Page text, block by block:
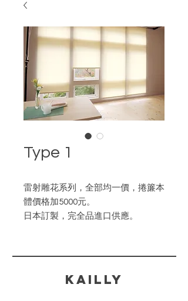
Type 1
雷射雕花系列，全部均一價，捲簾本
體價格加5000元。
日本訂製，完全品進口供應。
​KAILLY